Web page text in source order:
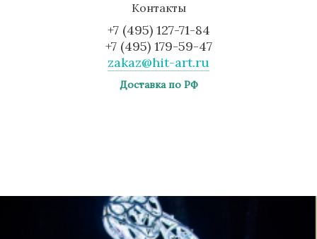
Контакты
+7 (495) 127-71-84
+7 (495) 179-59-47
zakaz@hit-art.ru
Доставка по РФ